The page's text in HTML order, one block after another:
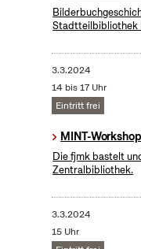
Stadtteilbibliothek
3.3.2024
14 bis 17 Uhr
Eintritt frei
MINT-
Die fjmk bastelt
Zentralbibliothek.
3.3.2024
15 Uhr